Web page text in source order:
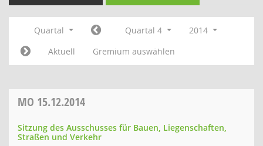
Quartal Quartal 4
2014
Aktuell
Gremium auswählen
MO 15.12.2014
Sitzung des Ausschusses für Bauen, Liegenschaften,
Straßen und Verkehr